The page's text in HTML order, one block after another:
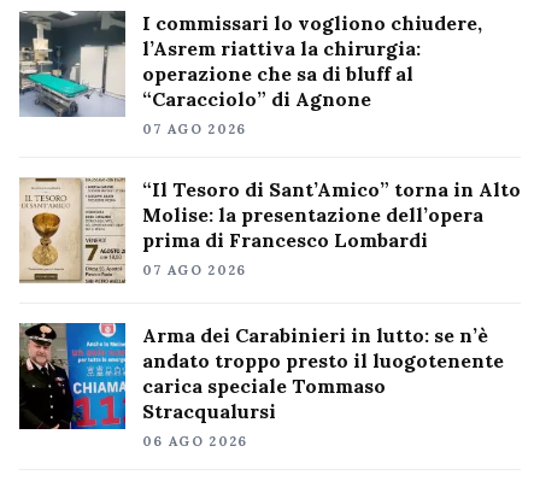
I commissari lo vogliono chiudere,
l’Asrem riattiva la chirurgia:
operazione che sa di bluff al
“Caracciolo” di Agnone
07 AGO 2026
“Il Tesoro di Sant’Amico” torna in Alto
Molise: la presentazione dell’opera
prima di Francesco Lombardi
07 AGO 2026
Arma dei Carabinieri in lutto: se n’è
andato troppo presto il luogotenente
carica speciale Tommaso
Stracqualursi
06 AGO 2026